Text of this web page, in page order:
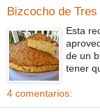
Bizcocho de Tres
Esta
de un
tener
4 comentarios: